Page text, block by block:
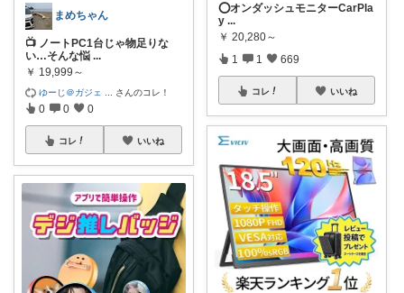
まめちゃん
📺 ノートPC1台じゃ物足りな
い…そんな悩 ...
￥ 19,999～
ゆーじ＠ガジェ さんのコレ！
0 0 0
コレ いいね
⭕️オンダッシュモニターCarPla
y ...
￥ 20,280～
1 1 669
コレ いいね